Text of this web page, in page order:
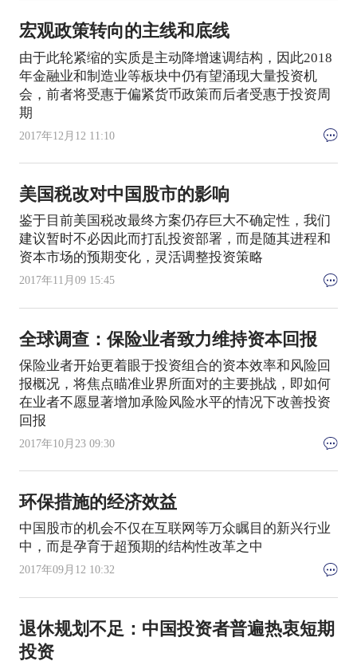
宏观政策转向的主线和底线
由于此轮紧缩的实质是主动降增速调结构，因此2018
年金融业和制造业等板块中仍有望涌现大量投资机
会，前者将受惠于偏紧货币政策而后者受惠于投资周
期
2017年12月12 11:10
美国税改对中国股市的影响
鉴于目前美国税改最终方案仍存巨大不确定性，我们
建议暂时不必因此而打乱投资部署，而是随其进程和
资本市场的预期变化，灵活调整投资策略
2017年11月09 15:45
全球调查：保险业者致力维持资本回报
保险业者开始更着眼于投资组合的资本效率和风险回
报概况，将焦点瞄准业界所面对的主要挑战，即如何
在业者不愿显著增加承险风险水平的情况下改善投资
回报
2017年10月23 09:30
环保措施的经济效益
中国股市的机会不仅在互联网等万众瞩目的新兴行业
中，而是孕育于超预期的结构性改革之中
2017年09月12 10:32
退休规划不足：中国投资者普遍热衷短期
投资